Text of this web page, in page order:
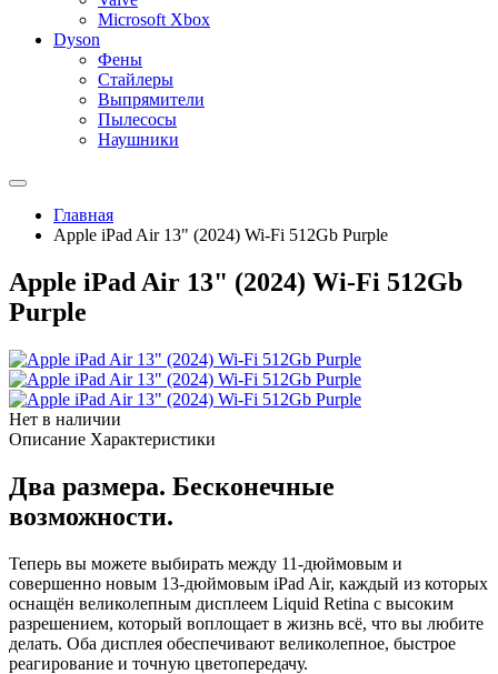
Microsoft Xbox
Dyson
Фены
Стайлеры
Выпрямители
Пылесосы
Наушники
Главная
Apple iPad Air 13" (2024) Wi-Fi 512Gb Purple
Apple iPad Air 13" (2024) Wi-Fi 512Gb
Purple
Нет в наличии
Описание Характеристики
Два размера. Бесконечные
возможности.
Теперь вы можете выбирать между 11-дюймовым и
совершенно новым 13-дюймовым iPad Air, каждый из которых
оснащён великолепным дисплеем Liquid Retina с высоким
разрешением, который воплощает в жизнь всё, что вы любите
делать. Оба дисплея обеспечивают великолепное, быстрое
реагирование и точную цветопередачу.